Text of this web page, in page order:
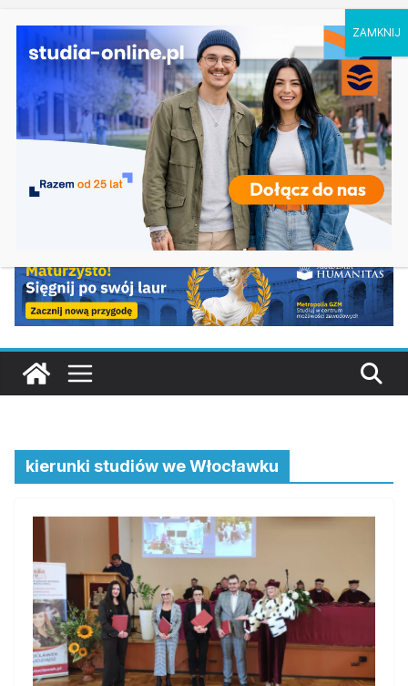
Ostatnie
wpisy:
Praca socjalna – Akademia Pedagogiki
Specjalnej w Warszawie
Studia pedagogiczne w Olsztynie
Zarządzanie w Gorzowie Wielkopolskim
Turystyka i rekreacja w Częstochowie
Energetyka w Koszalinie
kierunki studiów we Włocławku